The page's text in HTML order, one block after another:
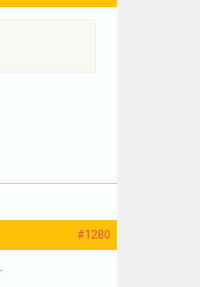
#1280